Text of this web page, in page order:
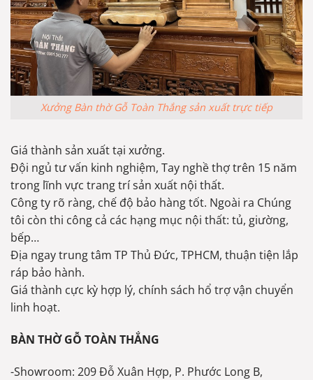
Xưởng Bàn thờ Gỗ Toàn Thắng sản xuất trực tiếp
Giá thành sản xuất tại xưởng.
Đội ngủ tư vấn kinh nghiệm, Tay nghề thợ trên 15 năm
trong lĩnh vực trang trí sản xuất nội thất.
Công ty rõ ràng, chế độ bảo hàng tốt. Ngoài ra Chúng
tôi còn thi công cả các hạng mục nội thất: tủ, giường,
bếp…
Địa ngay trung tâm TP Thủ Đức, TPHCM, thuận tiện lắp
ráp bảo hành.
Giá thành cực kỳ hợp lý, chính sách hổ trợ vận chuyển
linh hoạt.
BÀN THỜ GỖ TOÀN THẮNG
-Showroom: 209 Đỗ Xuân Hợp, P. Phước Long B,